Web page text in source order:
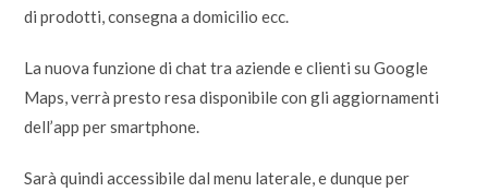
di prodotti, consegna a domicilio ecc.
La nuova funzione di chat tra aziende e clienti su Google
Maps, verrà presto resa disponibile con gli aggiornamenti
dell’app per smartphone.
Sarà quindi accessibile dal menu laterale, e dunque per